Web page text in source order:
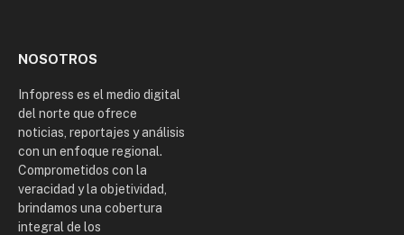
NOSOTROS
Infopress es el medio digital
del norte que ofrece
noticias, reportajes y análisis
con un enfoque regional.
Comprometidos con la
veracidad y la objetividad,
brindamos una cobertura
integral de los